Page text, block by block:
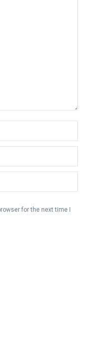
for the next time I